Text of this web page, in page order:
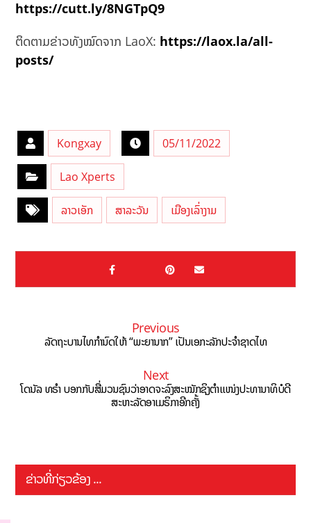
https://cutt.ly/8NGTpQ9
ຕິດຕາມຂ່າວທັງໝົດຈາກ LaoX: https://laox.la/all-
posts/
Kongxay 05/11/2022
Lao Xperts
ລາວເອັກ ສາລະວັນ ເມືອງເລົ່າງາມ
Previous
ລັດຖະບານໄທກຳນົດໃຫ້ “ພະຍານາກ” ເປັນເອກະລັກປະຈຳຊາດໄທ
Next
ໂດນັລ ທຣຳ ບອກກັບສື່ມວນຊົນວ່າອາດຈະລົງສະໝັກຊິງຕໍາແໜ່ງປະທານາທິບໍດີ
ສະຫະລັດອາເມຣິກາອີກຄັ້ງ
ຂ່າວທີ່ກ່ຽວຂ້ອງ ...